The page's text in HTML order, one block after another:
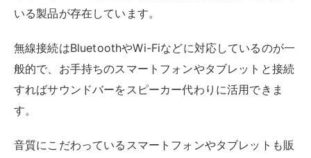
いる製品が存在しています。
無線接続はBluetoothやWi-Fiなどに対応しているのが一
般的で、お手持ちのスマートフォンやタブレットと接続
すればサウンドバーをスピーカー代わりに活用できま
す。
音質にこだわっているスマートフォンやタブレットも販